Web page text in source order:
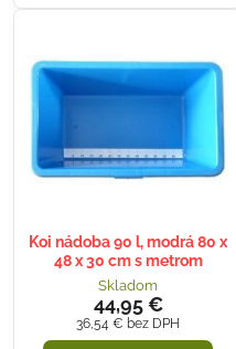
Koi nádoba 90 l, modrá 80 x
48 x 30 cm s metrom
Skladom
44,95 €
36,54 € bez DPH